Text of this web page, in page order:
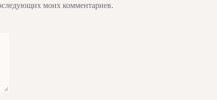
моих комментариев.